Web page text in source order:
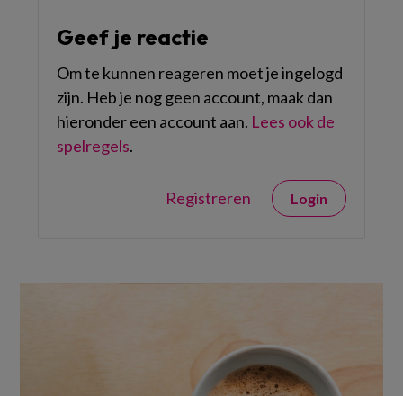
Geef je reactie
Om te kunnen reageren moet je ingelogd
zijn. Heb je nog geen account, maak dan
hieronder een account aan. Lees ook de
spelregels.
Registreren Login